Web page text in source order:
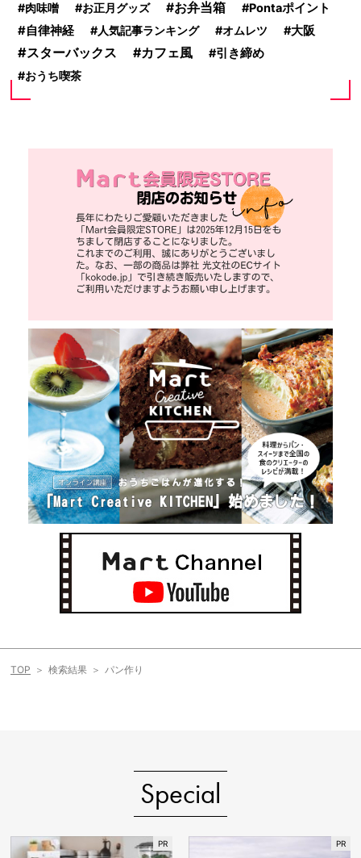
肉味噌 お正月グッズ お弁当箱
Pontaポイント
自律神経
人気記事ランキング オムレツ 大阪
スターバックス カフェ風 引き締め
おうち喫茶
TOP 検索結果 パン作り
Special